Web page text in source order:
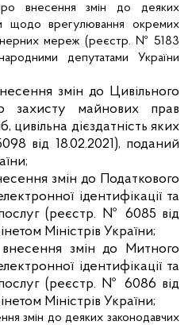
внесення змін до деяких
щодо врегулювання окремих
мереж (реєстр. № 5183
депутатами України
змін до Цивільного
захисту майнових прав
цивільна дієздатність яких
від 18.02.2021), поданий
змін до Податкового
ідентифікації та
(реєстр. № 6085 від
Міністрів України;
змін до Митного
ідентифікації та
(реєстр. № 6086 від
Міністрів України;
змін до деяких законодавчих